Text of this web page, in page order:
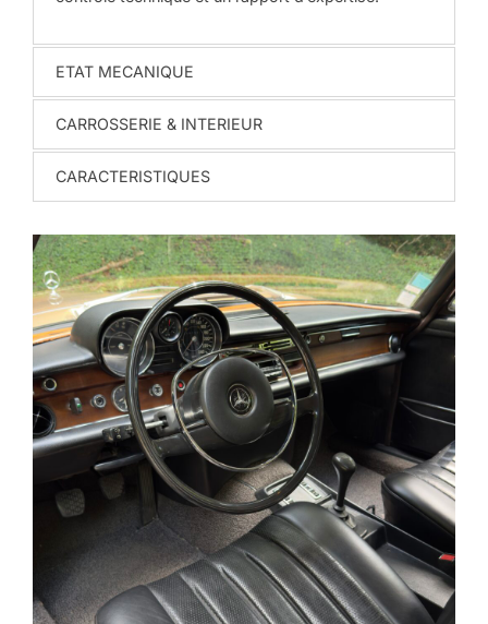
ETAT MECANIQUE
CARROSSERIE & INTERIEUR
CARACTERISTIQUES